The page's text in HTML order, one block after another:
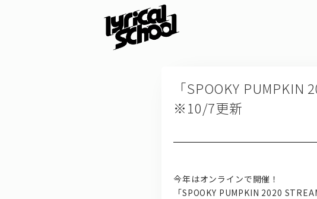
「SPOOKY
※10/7更新
今年はオンラインで開催！
「SPOOKY PUMPKIN 2020